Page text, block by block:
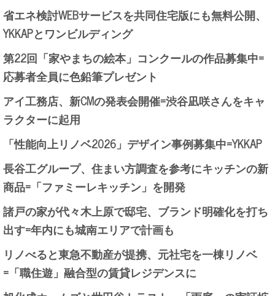
省エネ検討WEBサービスを共同住宅版にも無料公開、
YKKAPとワンビルディング
第22回「家やまちの絵本」コンクールの作品募集中=
応募者全員に色鉛筆プレゼント
アイ工務店、新CMの発表会開催=渋谷凪咲さんをキャ
ラクターに起用
「性能向上リノベ2026」デザイン事例募集中=YKKAP
長谷工グループ、住まい方調査を参考にキッチンの新
商品=「ファミーレキッチン」を開発
諸戸の家が代々木上原で邸宅、ブランド明確化を打ち
出す=年内にも城南エリアで計画も
リノべると東急不動産が提携、元社宅を一棟リノベ
=「職住遊」融合型の賃貸レジデンスに